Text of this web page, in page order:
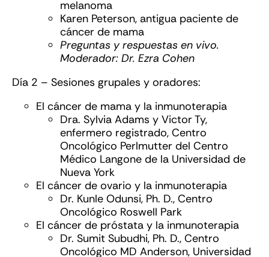
melanoma
Karen Peterson, antigua paciente de
cáncer de mama
Preguntas y respuestas en vivo.
Moderador: Dr. Ezra Cohen
Día 2 – Sesiones grupales y oradores:
El cáncer de mama y la inmunoterapia
Dra. Sylvia Adams y Victor Ty,
enfermero registrado, Centro
Oncológico Perlmutter del Centro
Médico Langone de la Universidad de
Nueva York
El cáncer de ovario y la inmunoterapia
Dr. Kunle Odunsi, Ph. D., Centro
Oncológico Roswell Park
El cáncer de próstata y la inmunoterapia
Dr. Sumit Subudhi, Ph. D., Centro
Oncológico MD Anderson, Universidad